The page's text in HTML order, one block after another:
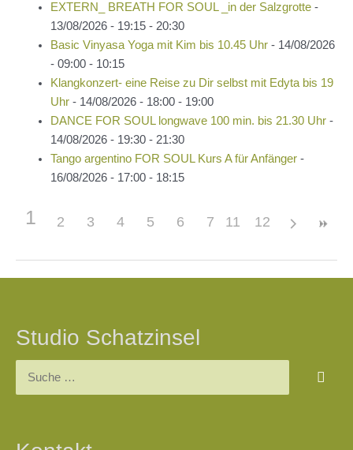
EXTERN_ BREATH FOR SOUL _in der Salzgrotte-
13/08/2026 - 19:15 - 20:30
Basic Vinyasa Yoga mit Kim bis 10.45 Uhr- 14/08/2026
- 09:00 - 10:15
Klangkonzert- eine Reise zu Dir selbst mit Edyta bis 19
Uhr- 14/08/2026 - 18:00 - 19:00
DANCE FOR SOUL longwave 100 min. bis 21.30 Uhr-
14/08/2026 - 19:30 - 21:30
Tango argentino FOR SOUL Kurs A für Anfänger-
16/08/2026 - 17:00 - 18:15
1 2 3 4 5 6 7 8 9 10
11 12
Studio Schatzinsel